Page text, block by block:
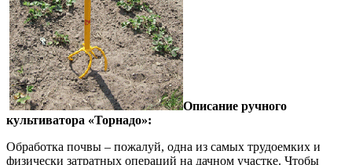
Описание ручного
культиватора «Торнадо»:
Обработка почвы – пожалуй, одна из самых трудоемких и
физически затратных операций на дачном участке. Чтобы